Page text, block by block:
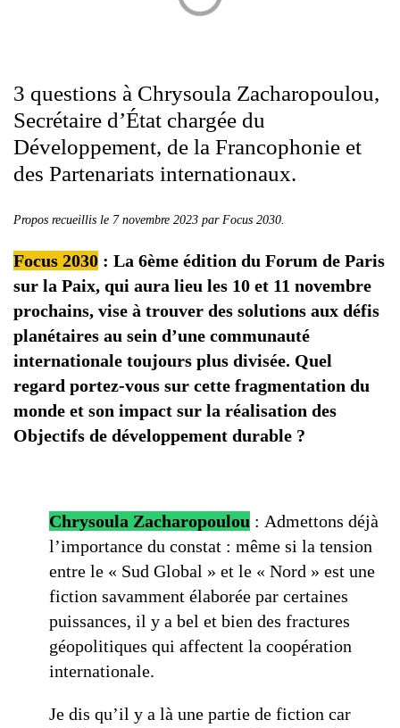
3 questions à Chrysoula Zacharopoulou,
Secrétaire d’État chargée du
Développement, de la Francophonie et
des Partenariats internationaux.
Propos recueillis le 7 novembre 2023 par Focus 2030.
Focus 2030 : La 6ème édition du Forum de Paris
sur la Paix, qui aura lieu les 10 et 11 novembre
prochains, vise à trouver des solutions aux défis
planétaires au sein d’une communauté
internationale toujours plus divisée. Quel
regard portez-vous sur cette fragmentation du
monde et son impact sur la réalisation des
Objectifs de développement durable ?
Chrysoula Zacharopoulou : Admettons déjà
l’importance du constat : même si la tension
entre le « Sud Global » et le « Nord » est une
fiction savamment élaborée par certaines
puissances, il y a bel et bien des fractures
géopolitiques qui affectent la coopération
internationale.
Je dis qu’il y a là une partie de fiction car